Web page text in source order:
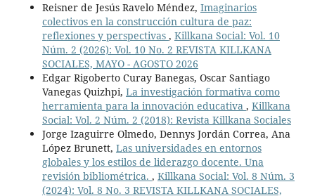
Reisner de Jesús Ravelo Méndez, Imaginarios
colectivos en la construcción cultura de paz:
reflexiones y perspectivas , Killkana Social: Vol. 10
Núm. 2 (2026): Vol. 10 No. 2 REVISTA KILLKANA
SOCIALES, MAYO - AGOSTO 2026
Edgar Rigoberto Curay Banegas, Oscar Santiago
Vanegas Quizhpi, La investigación formativa como
herramienta para la innovación educativa , Killkana
Social: Vol. 2 Núm. 2 (2018): Revista Killkana Sociales
Jorge Izaguirre Olmedo, Dennys Jordán Correa, Ana
López Brunett, Las universidades en entornos
globales y los estilos de liderazgo docente. Una
revisión bibliométrica. , Killkana Social: Vol. 8 Núm. 3
(2024): Vol. 8 No. 3 REVISTA KILLKANA SOCIALES,